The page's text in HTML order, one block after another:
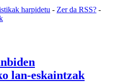
harpidetu - Zer da RSS? -
lan-eskaintzak